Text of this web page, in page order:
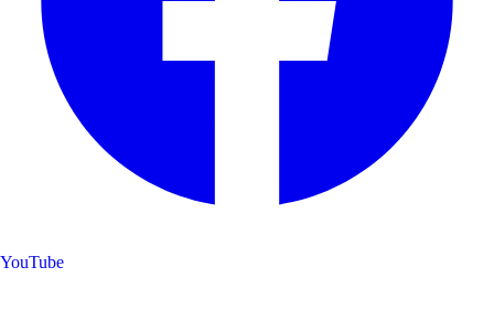
YouTube